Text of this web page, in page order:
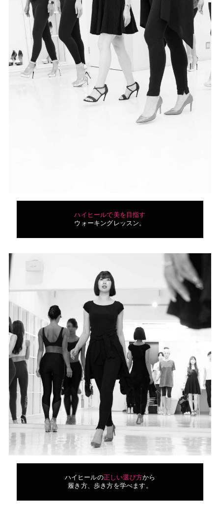
ハイヒールで美を目指す
ウォーキングレッスン。
ハイヒールの正しい選び方から
履き方、歩き方を学べます。